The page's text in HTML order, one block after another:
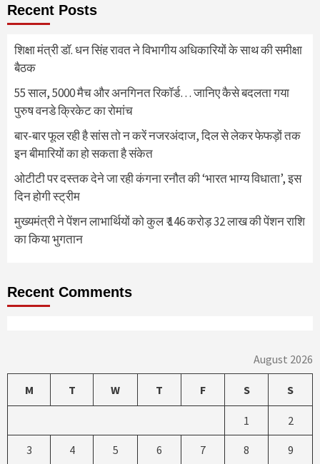
Recent Posts
शिक्षा मंत्री डॉ. धन सिंह रावत ने विभागीय अधिकारियों के साथ की समीक्षा
बैठक
55 साल, 5000 मैच और अनगिनत रिकॉर्ड… जानिए कैसे बदलता गया
पुरुष वनडे क्रिकेट का रोमांच
बार-बार फूल रही है सांस तो न करें नजरअंदाज, दिल से लेकर फेफड़ों तक
इन बीमारियों का हो सकता है संकेत
ओटीटी पर दस्तक देने जा रही कंगना रनौत की ‘भारत भाग्य विधाता’, इस
दिन होगी स्ट्रीम
मुख्यमंत्री ने पेंशन लाभार्थियों को कुल ₹ 146 करोड़ 32 लाख की पेंशन राशि
का किया भुगतान
Recent Comments
August 2026
M T W T F S S
1 2
3 4 5 6 7 8 9